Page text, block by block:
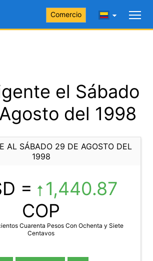
Comercio
el Sábado
del 1998
AL SÁBADO 29 DE AGOSTO DEL
1998
=
1,440.87
COP
Cuarenta Pesos Con Ochenta y Siete
Centavos